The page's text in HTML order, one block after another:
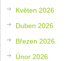
Květen 2026
Duben 2026
Březen 2026
Únor 2026